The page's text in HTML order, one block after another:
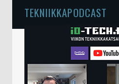
TEKNIIKKAPODCAST